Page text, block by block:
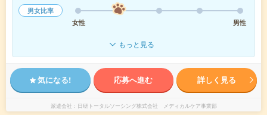
男女比率
女性
男性
もっと見る
気になる! 応募へ進む 詳しく見る
派遣会社 日研トータルソーシング株式会社 メディカルケア事業部